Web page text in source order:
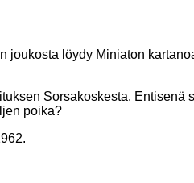
joukosta löydy Miniaton
Sorsakoskesta.
poika?